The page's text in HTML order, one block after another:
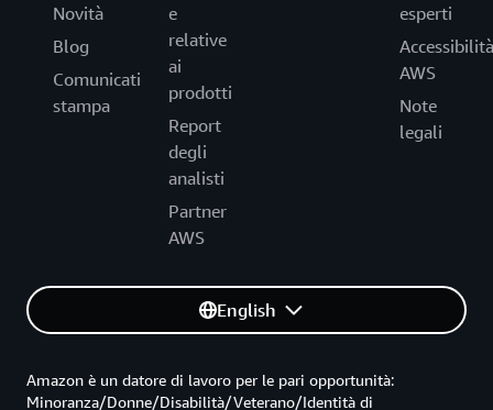
Novità
Blog
Comunicati
stampa
e
relative
ai
prodotti
Report
degli
analisti
Partner
AWS
esperti
Accessibilità
AWS
Note
legali
English
Amazon è un datore di lavoro per le pari opportunità:
Minoranza/Donne/Disabilità/Veterano/Identità di